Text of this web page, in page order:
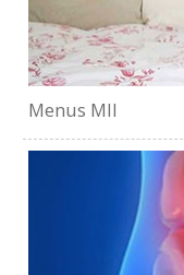
Menus MII